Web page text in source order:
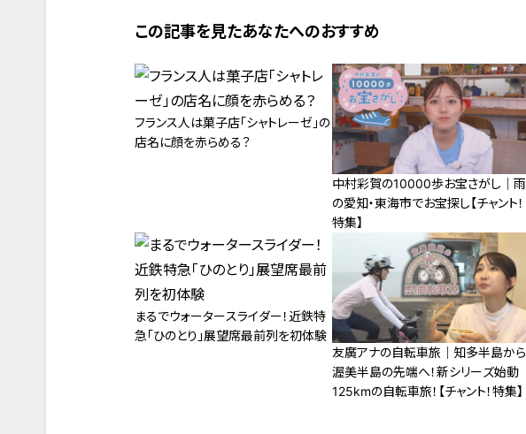
この記事を見たあなたへのおすすめ
フランス人は菓子店「シャトレーゼ」の
店名に顔を赤らめる？
中村彩賀の10000歩お宝さがし｜雨
の愛知・東海市でお宝探し【チャント！
特集】
まるでウォータースライダー！近鉄特
急「ひのとり」展望席最前列を初体験
友廣アナの自転車旅｜知多半島から
渥美半島の先端へ！新シリーズ始動
125kmの自転車旅！【チャント！特集】